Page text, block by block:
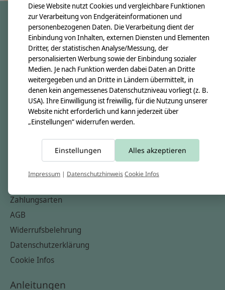
crêpes suzette
Über uns
Unsere Creppies
Nähkästchen
Unsere Stoffe
Impressum
Informationen
Kontakt
Zahlungsarten
AGB
Widerrufsbelehrung
Datenschutzerklärung
Cookie Infos
Anleitungen
Diese Website nutzt Cookies und vergleichbare Funktionen
zur Verarbeitung von Endgeräteinformationen und
personenbezogenen Daten. Die Verarbeitung dient der
Einbindung von Inhalten, externen Diensten und Elementen
Dritter, der statistischen Analyse/Messung, der
personalisierten Werbung sowie der Einbindung sozialer
Medien. Je nach Funktion werden dabei Daten an Dritte
weitergegeben und an Dritte in Ländern übermittelt, in
denen kein angemessenes Datenschutzniveau vorliegt (z. B.
USA). Ihre Einwilligung ist freiwillig, für die Nutzung unserer
Website nicht erforderlich und kann jederzeit über
„Einstellungen“ widerrufen werden.
Einstellungen Alles akzeptieren
Impressum | DatenschutzhinweisCookie Infos